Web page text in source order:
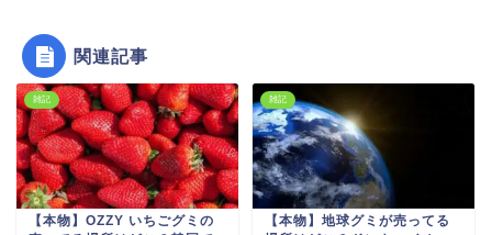
関連記事
雑記
【本物】OZZY いちごグミの
雑記
【本物】地球グミが売ってる